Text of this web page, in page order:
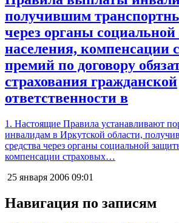
получившим
через органы
населения, компенсации
премий по договору
страхования гражданской
ответственности в
1. Настоящие Правила устанавливают
инвалидам в Иркутской области,
средства через органы социальной
компенсации страховых…
25 января 2006 09:01
Навигация по записям